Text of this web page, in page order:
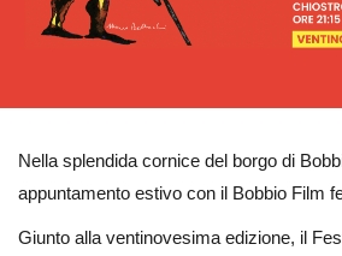
Nella splendida cornice del borgo di
appuntamento estivo con il Bobbio Film
Giunto alla ventinovesima edizione, il